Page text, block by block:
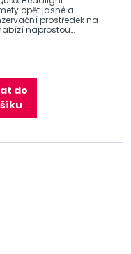
opět jasné a
prostředek na
naprostou
do